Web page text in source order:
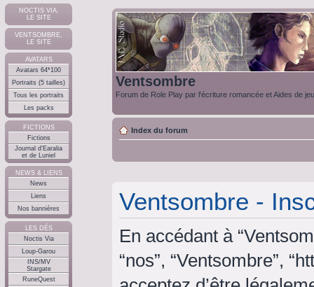
NOCTIS VIA,
LE SITE
VENTSOMBRE,
LE SITE
AVATARS
Avatars 64*100
Portraits (5 tailles)
Tous les portraits
Les packs
FICTIONS
Fictions
Journal d'Earalia
et de Luniel
NEWS & LIENS
News
Liens
Nos bannières
LES DÉS
Noctis Via
Loup-Garou
INS/MV
Stargate
RuneQuest
Ventsombre
Forum de Role Play par l'écriture romancée et Aides de
Index du forum
Ventsombre -
En accédant à
“nos”, “Ventsombre”,